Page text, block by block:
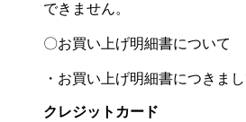
できません。
〇お買い上げ明細書について
・お買い上げ明細書につきま
クレジットカード